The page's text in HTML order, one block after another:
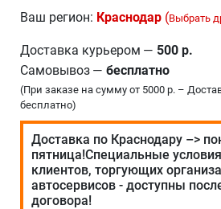
Ваш регион: Краснодар (Выбрать
Доставка курьером — 500 р.
Самовывоз — бесплатно
(При заказе на сумму от 5000 р. –
бесплатно)
Доставка по Краснодару –>
пятница!Специальные
клиентов, торгующих
автосервисов - доступны
договора!